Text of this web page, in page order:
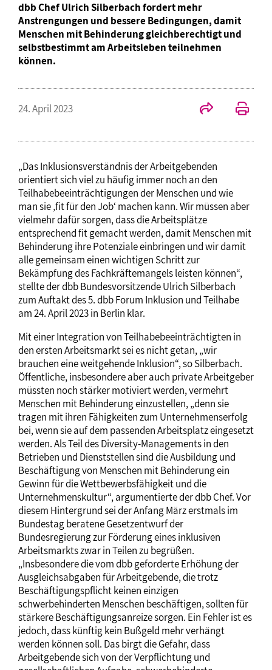
dbb Chef Ulrich Silberbach fordert mehr
Anstrengungen und bessere Bedingungen, damit
Menschen mit Behinderung gleichberechtigt und
selbstbestimmt am Arbeitsleben teilnehmen
können.
24. April 2023
„Das Inklusionsverständnis der Arbeitgebenden
orientiert sich viel zu häufig immer noch an den
Teilhabebeeinträchtigungen der Menschen und wie
man sie ‚fit für den Job‘ machen kann. Wir müssen aber
vielmehr dafür sorgen, dass die Arbeitsplätze
entsprechend fit gemacht werden, damit Menschen mit
Behinderung ihre Potenziale einbringen und wir damit
alle gemeinsam einen wichtigen Schritt zur
Bekämpfung des Fachkräftemangels leisten können“,
stellte der dbb Bundesvorsitzende Ulrich Silberbach
zum Auftakt des 5. dbb Forum Inklusion und Teilhabe
am 24. April 2023 in Berlin klar.
Mit einer Integration von Teilhabebeeinträchtigten in
den ersten Arbeitsmarkt sei es nicht getan, „wir
brauchen eine weitgehende Inklusion“, so Silberbach.
Öffentliche, insbesondere aber auch private Arbeitgeber
müssten noch stärker motiviert werden, vermehrt
Menschen mit Behinderung einzustellen, „denn sie
tragen mit ihren Fähigkeiten zum Unternehmenserfolg
bei, wenn sie auf dem passenden Arbeitsplatz eingesetzt
werden. Als Teil des Diversity-Managements in den
Betrieben und Dienststellen sind die Ausbildung und
Beschäftigung von Menschen mit Behinderung ein
Gewinn für die Wettbewerbsfähigkeit und die
Unternehmenskultur“, argumentierte der dbb Chef. Vor
diesem Hintergrund sei der Anfang März erstmals im
Bundestag beratene Gesetzentwurf der
Bundesregierung zur Förderung eines inklusiven
Arbeitsmarkts zwar in Teilen zu begrüßen.
„Insbesondere die vom dbb geforderte Erhöhung der
Ausgleichsabgaben für Arbeitgebende, die trotz
Beschäftigungspflicht keinen einzigen
schwerbehinderten Menschen beschäftigen, sollten für
stärkere Beschäftigungsanreize sorgen. Ein Fehler ist es
jedoch, dass künftig kein Bußgeld mehr verhängt
werden können soll. Das birgt die Gefahr, dass
Arbeitgebende sich von der Verpflichtung und